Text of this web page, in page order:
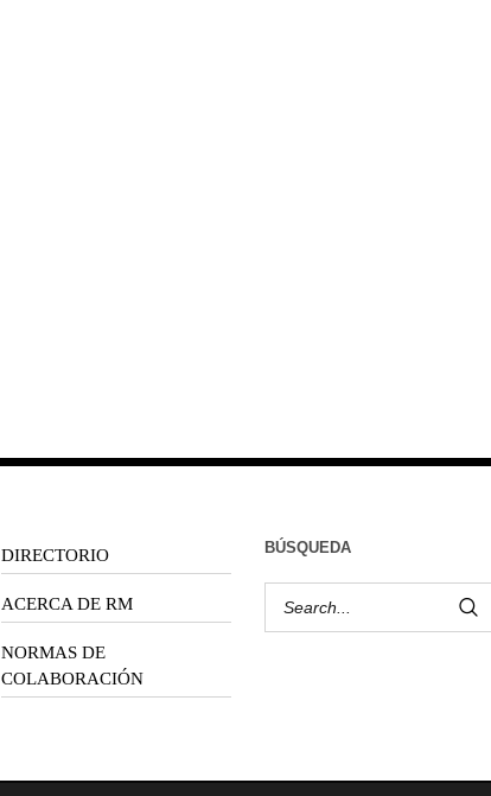
DIRECTORIO
ACERCA DE RM
NORMAS DE
COLABORACIÓN
BÚSQUEDA